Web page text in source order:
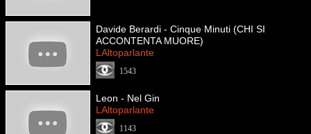
Davide Berardi - Cinque Minuti (CHI SI
ACCONTENTA MUORE)
LAltoparlante
1543
Leon - Nel Gin
LAltoparlante
1143